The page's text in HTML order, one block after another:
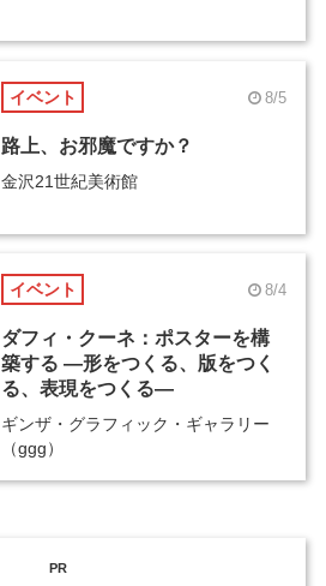
イベント 8/5
路上、お邪魔ですか？
金沢21世紀美術館
イベント 8/4
ダフィ・クーネ：ポスターを構
築する ―形をつくる、版をつく
る、表現をつくる―
ギンザ・グラフィック・ギャラリー
（ggg）
PR